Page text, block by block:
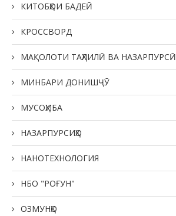
КИТОБҲОИ БАДЕӢ
КРОССВОРД
МАҚОЛОТИ ТАҲЛИЛӢ ВА НАЗАРПУРСӢ
МИНБАРИ ДОНИШҶӮ
МУСОҲИБА
НАЗАРПУРСИҲО
НАНОТЕХНОЛОГИЯ
НБО "РОҒУН"
ОЗМУНҲО